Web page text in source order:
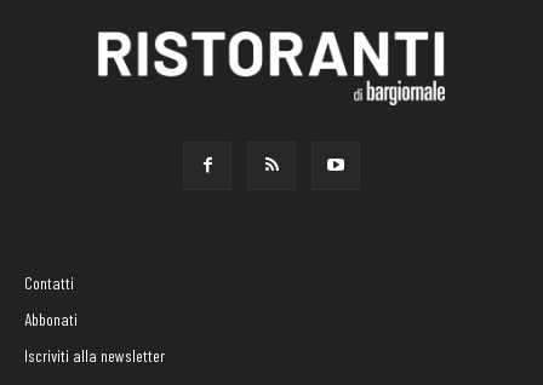
Contatti
Abbonati
Iscriviti alla newsletter